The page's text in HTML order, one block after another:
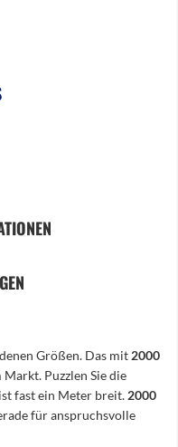
Größen. Das mit 2000
Puzzlen Sie die
fast ein Meter breit. 2000
für anspruchsvolle